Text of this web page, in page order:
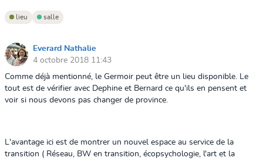
lieu salle
Everard Nathalie
4 octobre 2018 11:43
Comme déjà mentionné, le Germoir peut être un lieu disponible. Le
tout est de vérifier avec Dephine et Bernard ce qu'ils en pensent et
voir si nous devons pas changer de province.
L'avantage ici est de montrer un nouvel espace au service de la
transition ( Réseau, BW en transition, écopsychologie, l'art et la